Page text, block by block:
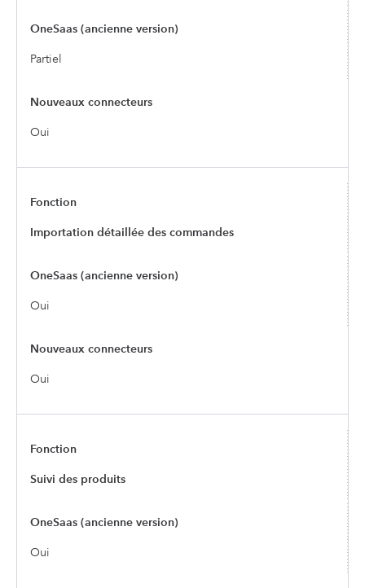
Partiel
Oui
Importation détaillée des commandes
Oui
Oui
Suivi des produits
Oui